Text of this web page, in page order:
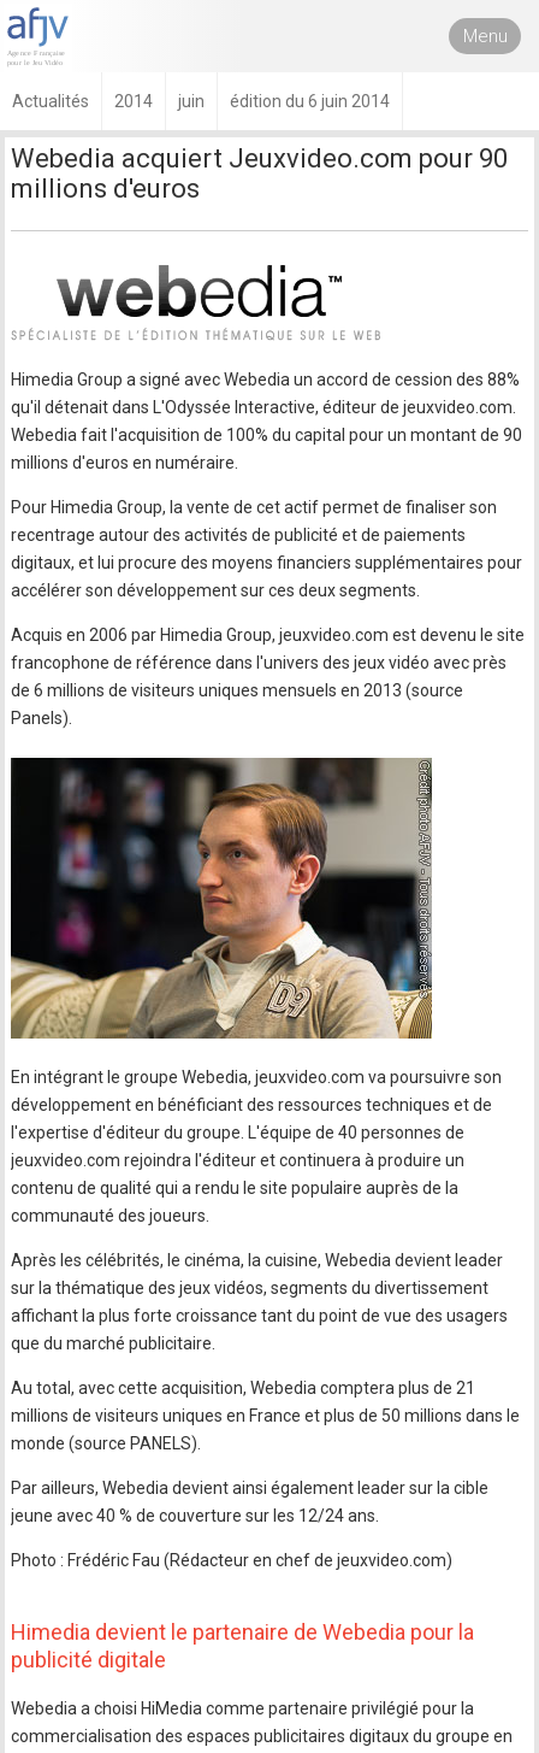
Menu
Actualités 2014 juin édition du 6 juin 2014
Webedia acquiert Jeuxvideo.com pour 90
millions d'euros
Himedia Group a signé avec Webedia un accord de cession des 88%
qu'il détenait dans L'Odyssée Interactive, éditeur de jeuxvideo.com.
Webedia fait l'acquisition de 100% du capital pour un montant de 90
millions d'euros en numéraire.
Pour Himedia Group, la vente de cet actif permet de finaliser son
recentrage autour des activités de publicité et de paiements
digitaux, et lui procure des moyens financiers supplémentaires pour
accélérer son développement sur ces deux segments.
Acquis en 2006 par Himedia Group, jeuxvideo.com est devenu le site
francophone de référence dans l'univers des jeux vidéo avec près
de 6 millions de visiteurs uniques mensuels en 2013 (source
Panels).
En intégrant le groupe Webedia, jeuxvideo.com va poursuivre son
développement en bénéficiant des ressources techniques et de
l'expertise d'éditeur du groupe. L'équipe de 40 personnes de
jeuxvideo.com rejoindra l'éditeur et continuera à produire un
contenu de qualité qui a rendu le site populaire auprès de la
communauté des joueurs.
Après les célébrités, le cinéma, la cuisine, Webedia devient leader
sur la thématique des jeux vidéos, segments du divertissement
affichant la plus forte croissance tant du point de vue des usagers
que du marché publicitaire.
Au total, avec cette acquisition, Webedia comptera plus de 21
millions de visiteurs uniques en France et plus de 50 millions dans le
monde (source PANELS).
Par ailleurs, Webedia devient ainsi également leader sur la cible
jeune avec 40 % de couverture sur les 12/24 ans.
Photo : Frédéric Fau (Rédacteur en chef de jeuxvideo.com)
Himedia devient le partenaire de Webedia pour la
publicité digitale
Webedia a choisi HiMedia comme partenaire privilégié pour la
commercialisation des espaces publicitaires digitaux du groupe en